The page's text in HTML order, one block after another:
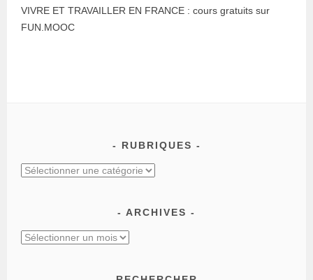
VIVRE ET TRAVAILLER EN FRANCE : cours gratuits sur
FUN.MOOC
RUBRIQUES
Rubriques
ARCHIVES
Archives